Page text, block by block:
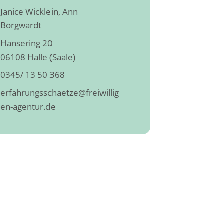
Janice Wicklein, Ann
Borgwardt
Hansering 20
06108 Halle (Saale)
0345/ 13 50 368
erfahrungsschaetze@freiwillig
en-agentur.de